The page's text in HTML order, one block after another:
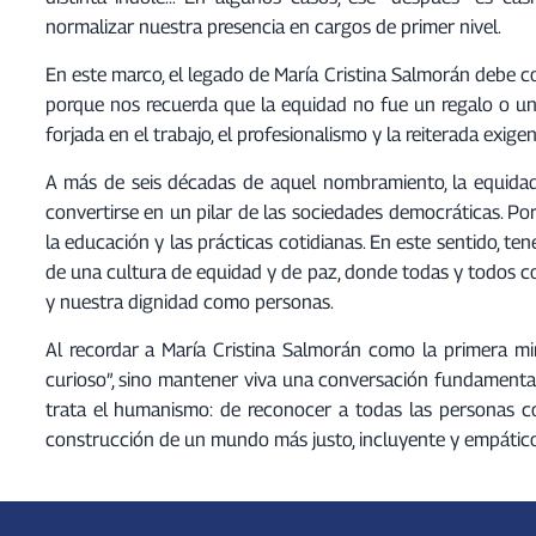
normalizar nuestra presencia en cargos de primer nivel.
En este marco, el legado de María Cristina Salmorán
porque nos recuerda que la equidad no fue un regalo o
forjada en el trabajo, el profesionalismo y la reiterada
A más de seis décadas de aquel nombramiento, la
convertirse en un pilar de las sociedades democráticas.
la educación y las prácticas cotidianas. En este sentido,
de una cultura de equidad y de paz, donde todas y todos
y nuestra dignidad como personas.
Al recordar a María Cristina Salmorán como la primera
curioso”, sino mantener viva una conversación
trata el humanismo: de reconocer a todas las personas
construcción de un mundo más justo, incluyente y